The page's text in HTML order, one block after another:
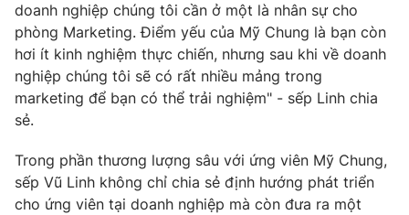
doanh nghiệp chúng tôi cần ở một là nhân sự cho
phòng Marketing. Điểm yếu của Mỹ Chung là bạn còn
hơi ít kinh nghiệm thực chiến, nhưng sau khi về doanh
nghiệp chúng tôi sẽ có rất nhiều mảng trong
marketing để bạn có thể trải nghiệm" - sếp Linh chia
sẻ.
Trong phần thương lượng sâu với ứng viên Mỹ Chung,
sếp Vũ Linh không chỉ chia sẻ định hướng phát triển
cho ứng viên tại doanh nghiệp mà còn đưa ra một